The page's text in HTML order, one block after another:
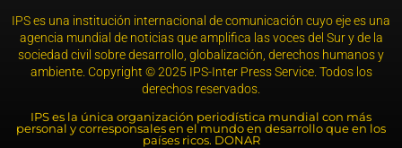
IPS es una institución internacional de comunicación cuyo eje es una
agencia mundial de noticias que amplifica las voces del Sur y de la
sociedad civil sobre desarrollo, globalización, derechos humanos y
ambiente. Copyright © 2025 IPS-Inter Press Service. Todos los
derechos reservados.
IPS es la única organización periodística mundial con más
personal y corresponsales en el mundo en desarrollo que en los
países ricos. DONAR